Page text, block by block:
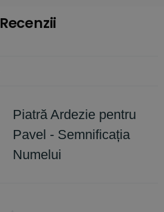
Recenzii
Piatră Ardezie pentru
Pavel - Semnificația
Numelui